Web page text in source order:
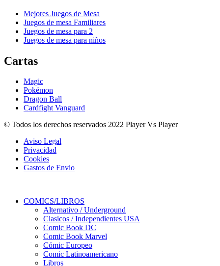
Mejores Juegos de Mesa
Juegos de mesa Familiares
Juegos de mesa para 2
Juegos de mesa para niños
Cartas
Magic
Pokémon
Dragon Ball
Cardfight Vanguard
© Todos los derechos reservados 2022 Player Vs Player
Aviso Legal
Privacidad
Cookies
Gastos de Envio
COMICS/LIBROS
Alternativo / Underground
Clasicos / Independientes USA
Comic Book DC
Comic Book Marvel
Cómic Europeo
Comic Latinoamericano
Libros